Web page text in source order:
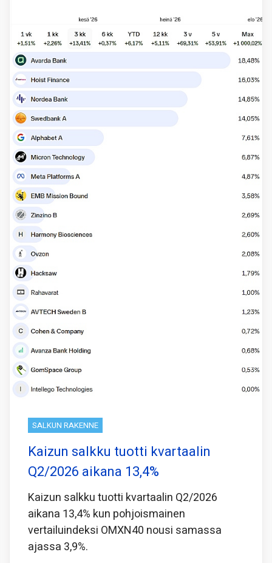
SALKUN RAKENNE
Kaizun salkku tuotti kvartaalin
Q2/2026 aikana 13,4%
Kaizun salkku tuotti kvartaalin Q2/2026
aikana 13,4% kun pohjoismainen
vertailuindeksi OMXN40 nousi samassa
ajassa 3,9%.